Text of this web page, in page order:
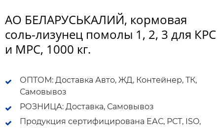
АО БЕЛАРУСЬКАЛИЙ, кормовая
соль-лизунец помолы 1, 2, 3 для КРС
и МРС, 1000 кг.
ОПТОМ: Доставка Авто, ЖД, Контейнер, ТК,
Самовывоз
РОЗНИЦА: Доставка, Самовывоз
Продукция сертифицирована ЕАС, РСТ, ISO,